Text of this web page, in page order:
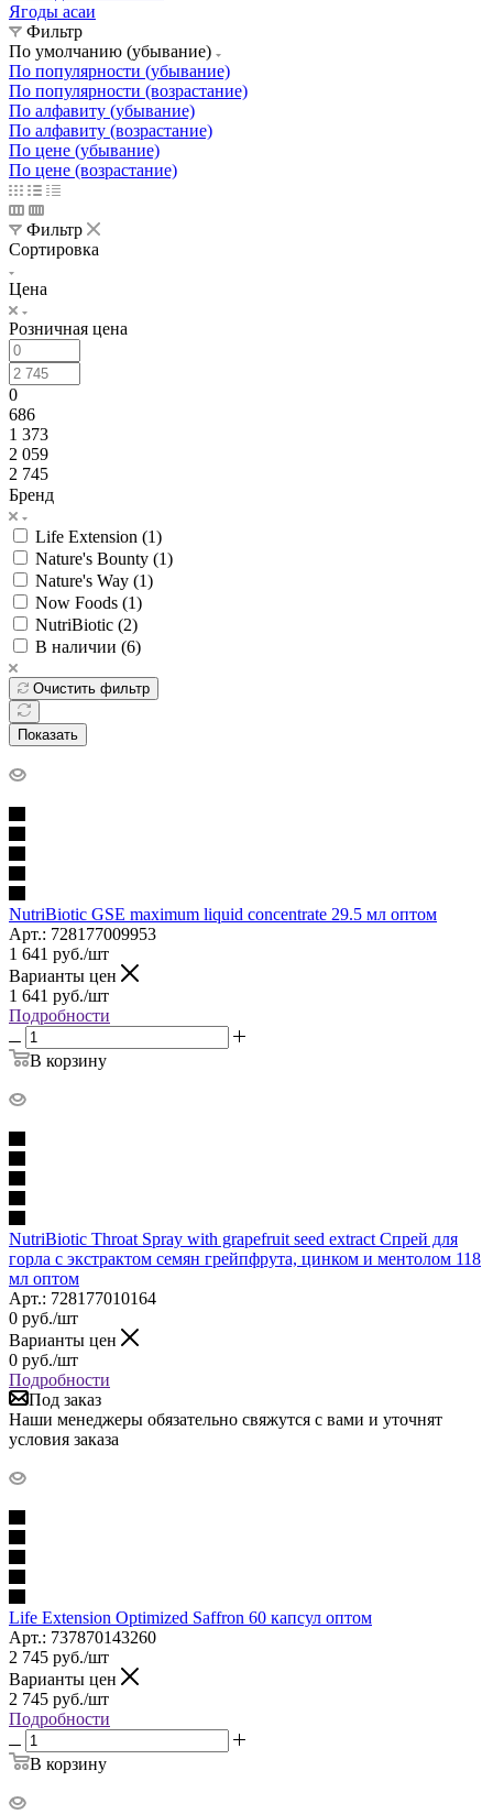
Ягоды асаи
Фильтр
По умолчанию (убывание)
По популярности (убывание)
По популярности (возрастание)
По алфавиту (убывание)
По алфавиту (возрастание)
По цене (убывание)
По цене (возрастание)
Фильтр
Сортировка
Цена
Розничная цена
0
686
1 373
2 059
2 745
Бренд
Life Extension (1)
Nature's Bounty (1)
Nature's Way (1)
Now Foods (1)
NutriBiotic (2)
В наличии (6)
Очистить фильтр
Показать
NutriBiotic GSE maximum liquid concentrate 29.5 мл оптом
Арт.: 728177009953
1 641 руб./шт
Варианты цен
1 641 руб./шт
Подробности
В корзину
NutriBiotic Throat Spray with grapefruit seed extract Спрей для
горла с экстрактом семян грейпфрута, цинком и ментолом 118
мл оптом
Арт.: 728177010164
0 руб./шт
Варианты цен
0 руб./шт
Подробности
Под заказ
Наши менеджеры обязательно свяжутся с вами и уточнят
условия заказа
Life Extension Optimized Saffron 60 капсул оптом
Арт.: 737870143260
2 745 руб./шт
Варианты цен
2 745 руб./шт
Подробности
В корзину